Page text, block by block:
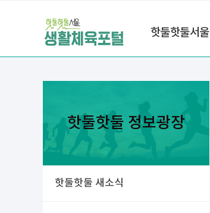
핫둘핫둘서울
핫둘핫둘 정보광장
핫둘핫둘 새소식